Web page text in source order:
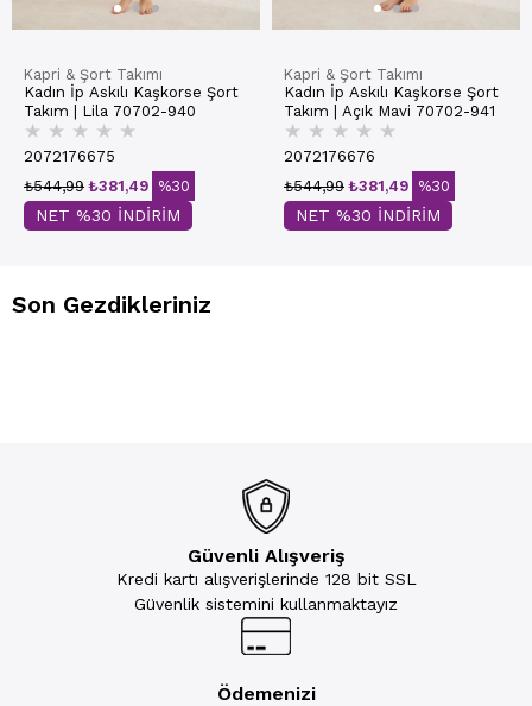
Kapri & Şort Takımı
Kadın İp Askılı Kaşkorse Şort
Takım | Lila 70702-940
★ ★ ★ ★ ★
2072176675
₺381,49
₺544,99 %30
NET %30 İNDİRİM
Kapri & Şort Takımı
Kadın İp Askılı Kaşkorse Şort
Takım | Açık Mavi 70702-941
★ ★ ★ ★ ★
2072176676
₺381,49
₺544,99 %30
NET %30 İNDİRİM
Son Gezdikleriniz
Güvenli Alışveriş
Kredi kartı alışverişlerinde 128 bit SSL
Güvenlik sistemini kullanmaktayız
Ödemenizi